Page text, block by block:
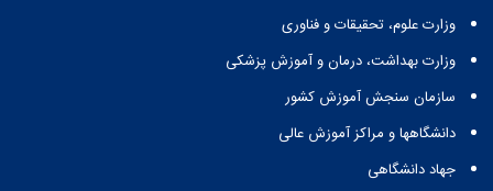
وزارت علوم، تحقیقات و فناوری
وزارت بهداشت، درمان و آموزش پزشکی
سازمان سنجش آموزش کشور
دانشگاهها و مراكز آموزش عالی
جهاد دانشگاهی